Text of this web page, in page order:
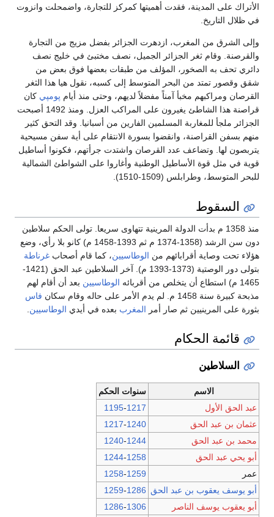
الأتراك على المدينة، فقدت أهميتها كمركز للتجارة، واضمحلت وانزوت
في ظلال التاريخ.
وإلى الشرق من المغرب، ازدهرت الجزائر بفضل مزيج من التجارة
والقرصنة. وقام ثغر الجزائر الجميل، نصف مختبئ في خليج نصف
دائري تحف به الصخور، المؤلف من طبقات بعضها فوق بعض من
شقق وقصور تمتد من البحر المتوسط إلى كسبه، نقول هيا هذا الثغر
القرصان ومراكبهم مخبأ آمناً مفضلاً لديهم، وحتى منذ أيام پومپي كان
قراصنة هذا الشاطئ يغيرون على المراكب العزل. ومنذ 1492 أصبحت
الجزائر ملجأ للمغاربة المسلمين الفارين من أسبانيا. وقد التحق كثير
منهم بسفن القراصنة، وانقضوا بسورة الانتقام على أية سفن مسيحية
يتربصون لها. وتضاعف عدد القرصان واشتدت جرأتهم، فكونوا أساطيل
قوية في مثل قوة الأساطيل الوطنية وأغاروا على الشواطئ الشمالية
للبحر المتوسط، وطرابلس (1509-1510).
السقوط
منذ 1358 م بدأت الدولة المرينية تتهاوى سريعا. تولى الحكم سلاطين
دون سن الرشد (1358-1374 م ثم 1393-1458 م) كانو بلا رأي، وضع
هؤلاء تحت وصاية أقرابائهم من الوطاسيين، كما قام أصحاب غرناطة
بتولى دور الوصتية (1373-1393 م). آخر السلاطين عبد الحق (1421-
1465 م) استطاع أن يتخلص من أقربائه
الوطاسيين بعد أن أقام لهم
مذبحة كبيرة سنة 1458 م. لم يدم الأمر على حاله وقام سكان
فاس
بثورة على المرينيين ثم صار أمر المغرب بعده في أيدي الوطاسيين
قائمة الحكام
السلاطين
الاسم
سنوات الحكم
عبد الحق الأول
1195-1217
عثمان بن عبد الحق
1217-1240
محمد بن عبد الحق
1240-1244
أبو يحي عبد الحق
1244-1258
عمر
1258-1259
أبو يوسف يعقوب بن عبد الحق
1259-1286
أبو يعقوب يوسف الناصر
1286-1306